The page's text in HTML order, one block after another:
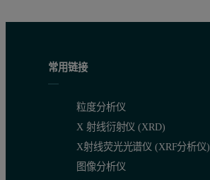
常用链接
粒度分析仪
X 射线衍射仪 (XRD)
X射线荧光光谱仪 (XRF分析仪)
图像分析仪